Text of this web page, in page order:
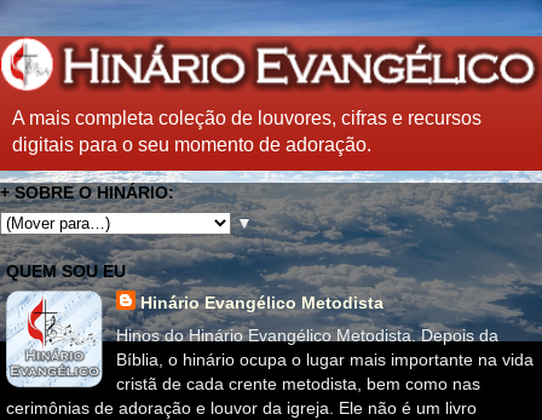
A mais completa coleção de louvores, cifras e recursos
digitais para o seu momento de adoração.
+ SOBRE O HINÁRIO:
▼
QUEM SOU EU
Hinário Evangélico Metodista
Hinos do Hinário Evangélico Metodista. Depois da
Bíblia, o hinário ocupa o lugar mais importante na vida
cristã de cada crente metodista, bem como nas
cerimônias de adoração e louvor da igreja. Ele não é um livro